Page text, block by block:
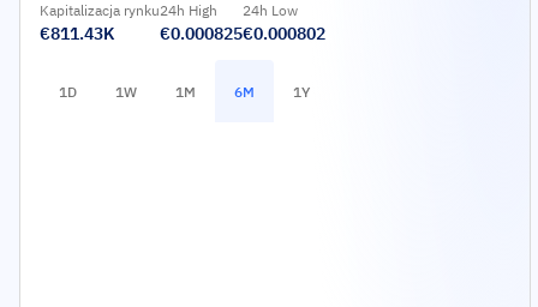
Kapitalizacja rynku
€811.43K
24h High
€0.000825
24h Low
€0.000802
1D 1W 1M 6M 1Y